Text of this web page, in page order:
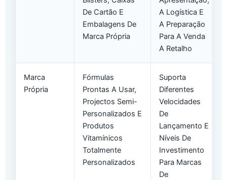
De Cartão E
Embalagens De
Marca Própria
A Logística E
A Preparação
Para A Venda
A Retalho
Marca
Própria
Fórmulas
Prontas A Usar,
Projectos Semi-
Personalizados E
Produtos
Vitamínicos
Totalmente
Personalizados
Suporta
Diferentes
Velocidades
De
Lançamento E
Níveis De
Investimento
Para Marcas
De